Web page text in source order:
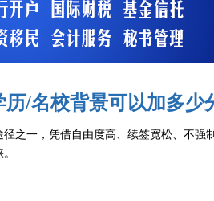
/名校背景可以加多少
径之一，凭借自由度高、续签宽松、不强